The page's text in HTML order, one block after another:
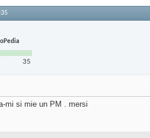
35
mi si mie un PM . mersi